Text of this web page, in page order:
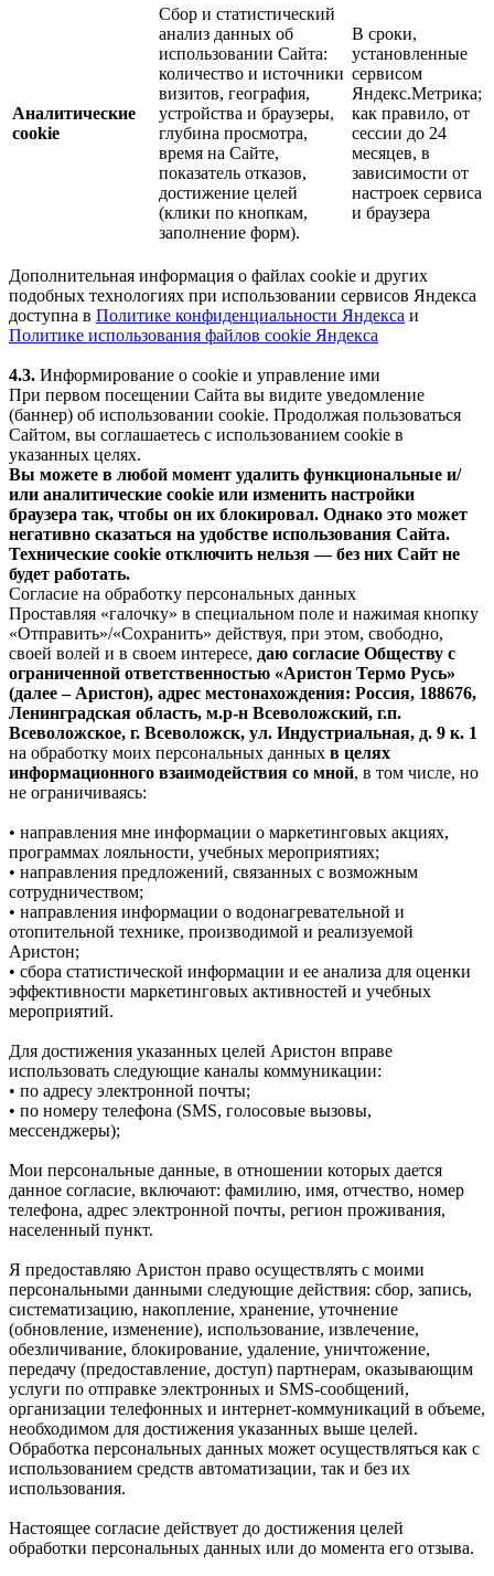
Аналитические
cookie
Сбор и статистический
анализ данных об
использовании Сайта:
количество и источники
визитов, география,
устройства и браузеры,
глубина просмотра,
время на Сайте,
показатель отказов,
достижение целей
(клики по кнопкам,
заполнение форм).
В сроки,
установленные
сервисом
Яндекс.Метрика;
как правило, от
сессии до 24
месяцев, в
зависимости от
настроек сервиса
и браузера
Дополнительная информация о файлах cookie и других
подобных технологиях при использовании сервисов Яндекса
доступна в Политике конфиденциальности Яндекса и
Политике использования файлов cookie Яндекса
4.3. Информирование о cookie и управление ими
При первом посещении Сайта вы видите уведомление
(баннер) об использовании cookie. Продолжая пользоваться
Сайтом, вы соглашаетесь с использованием cookie в
указанных целях.
Вы можете в любой момент удалить функциональные и/
или аналитические cookie или изменить настройки
браузера так, чтобы он их блокировал. Однако это может
негативно сказаться на удобстве использования Сайта.
Технические cookie отключить нельзя — без них Сайт не
будет работать.
Согласие на обработку персональных данных
Проставляя «галочку» в специальном поле и нажимая кнопку
«Отправить»/«Сохранить» действуя, при этом, свободно,
своей волей и в своем интересе, даю согласие Обществу с
ограниченной ответственностью «Аристон Термо Русь»
(далее – Аристон), адрес местонахождения: Россия, 188676,
Ленинградская область, м.р-н Всеволожский, г.п.
Всеволожское, г. Всеволожск, ул. Индустриальная, д. 9 к. 1
на обработку моих персональных данных в целях
информационного взаимодействия со мной, в том числе, но
не ограничиваясь:
• направления мне информации о маркетинговых акциях,
программах лояльности, учебных мероприятиях;
• направления предложений, связанных с возможным
сотрудничеством;
• направления информации о водонагревательной и
отопительной технике, производимой и реализуемой
Аристон;
• сбора статистической информации и ее анализа для оценки
эффективности маркетинговых активностей и учебных
мероприятий.
Для достижения указанных целей Аристон вправе
использовать следующие каналы коммуникации:
• по адресу электронной почты;
• по номеру телефона (SMS, голосовые вызовы,
мессенджеры);
Мои персональные данные, в отношении которых дается
данное согласие, включают: фамилию, имя, отчество, номер
телефона, адрес электронной почты, регион проживания,
населенный пункт.
Я предоставляю Аристон право осуществлять с моими
персональными данными следующие действия: сбор, запись,
систематизацию, накопление, хранение, уточнение
(обновление, изменение), использование, извлечение,
обезличивание, блокирование, удаление, уничтожение,
передачу (предоставление, доступ) партнерам, оказывающим
услуги по отправке электронных и SMS‑сообщений,
организации телефонных и интернет‑коммуникаций в объеме,
необходимом для достижения указанных выше целей.
Обработка персональных данных может осуществляться как с
использованием средств автоматизации, так и без их
использования.
Настоящее согласие действует до достижения целей
обработки персональных данных или до момента его отзыва.